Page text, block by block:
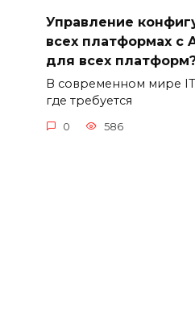
Управление
всех платформах с
для всех
В современном мире
где требуется
0 586